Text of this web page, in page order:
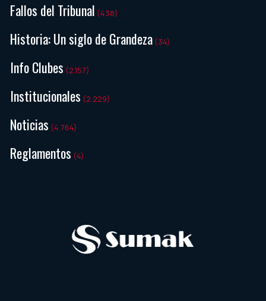
Fallos del Tribunal (438)
Historia: Un siglo de Grandeza (34)
Info Clubes (2.157)
Institucionales (2.229)
Noticias (4.764)
Reglamentos (4)